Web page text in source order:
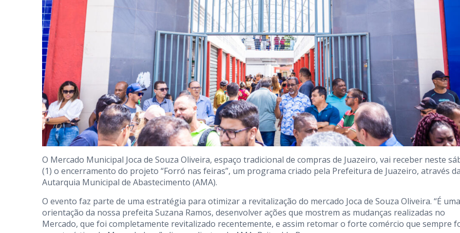
O Mercado Municipal Joca de Souza Oliveira, espaço tradicional de compras de Juazeiro, vai receber neste
(1) o encerramento do projeto “Forró nas feiras”, um programa criado pela Prefeitura de Juazeiro, através
Autarquia Municipal de Abastecimento (AMA).
O evento faz parte de uma estratégia para otimizar a revitalização do mercado Joca de Souza Oliveira. “É uma
orientação da nossa prefeita Suzana Ramos, desenvolver ações que mostrem as mudanças realizadas no
Mercado, que foi completamente revitalizado recentemente, e assim retomar o forte comércio que sempre